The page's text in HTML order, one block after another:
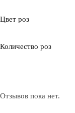
Цвет роз
Количество роз
Отзывов пока нет.